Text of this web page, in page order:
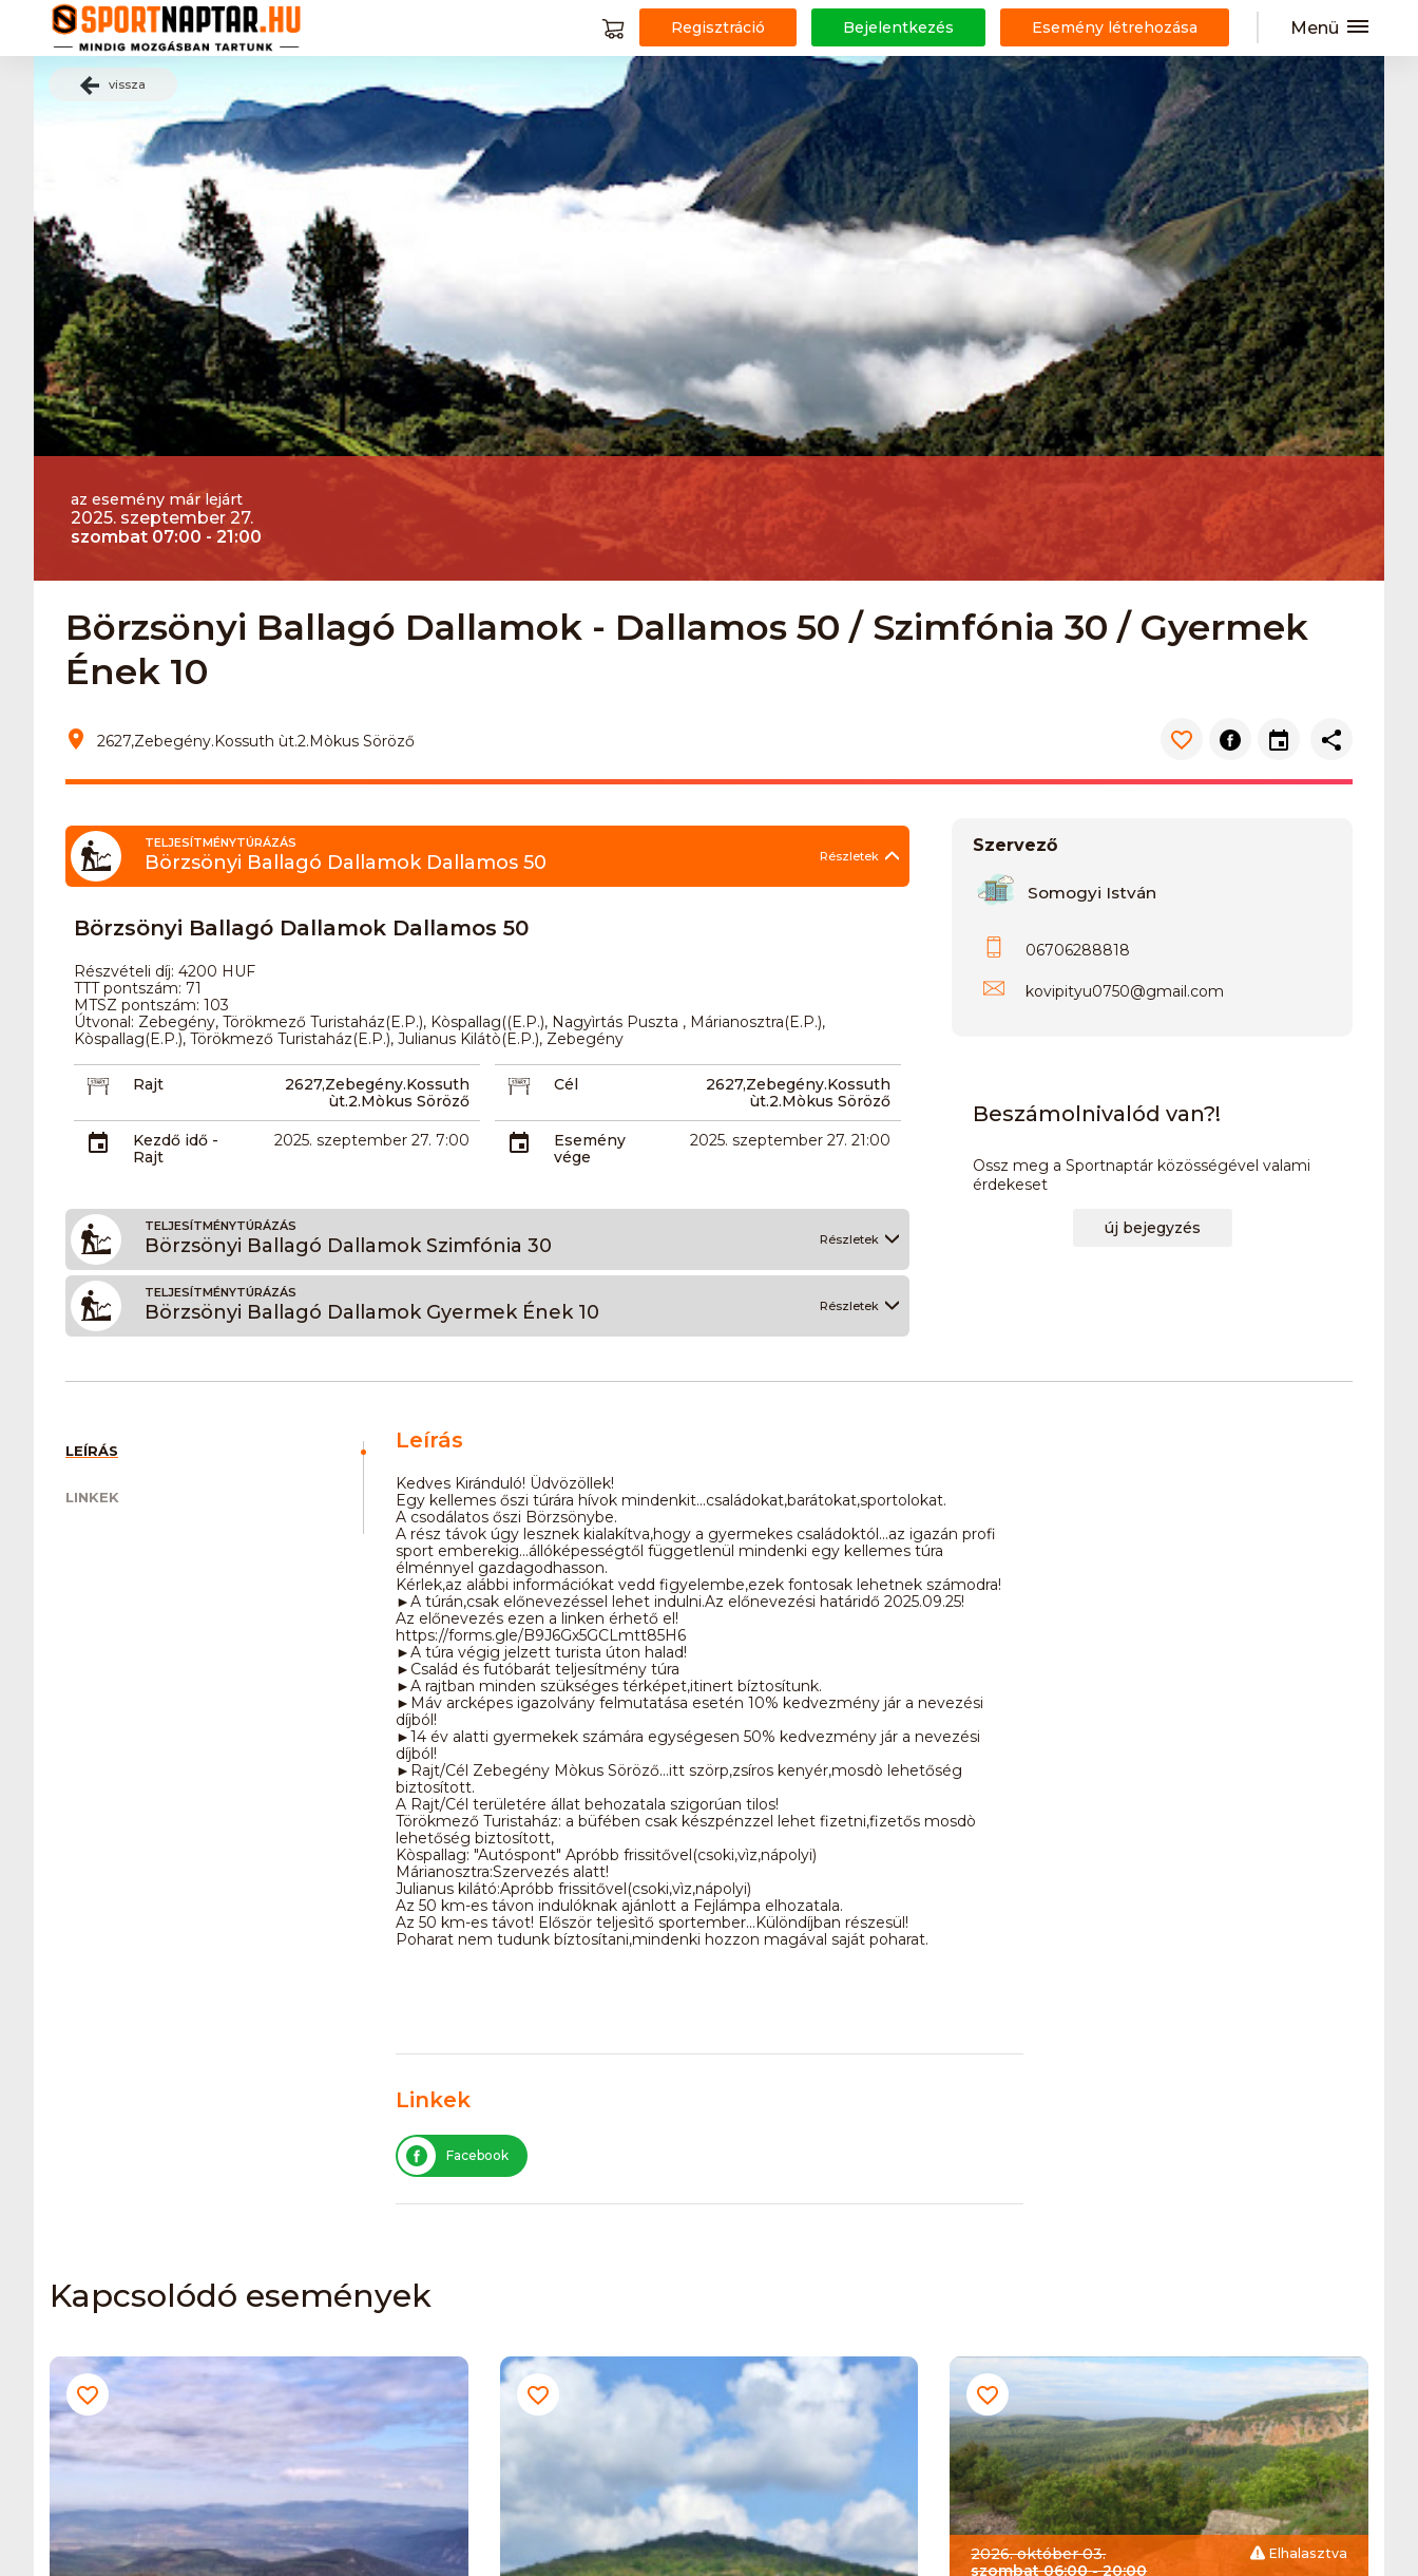
Regisztráció Bejelentkezés Esemény létrehozása Menü
vissza
az esemény már lejárt
2025. szeptember 27.
szombat 07:00 - 21:00
Börzsönyi Ballagó Dallamok - Dallamos 50 / Szimfónia 30 / Gyermek
Ének 10
2627,Zebegény.Kossuth ùt.2.Mòkus Söröző
TELJESÍTMÉNYTÚRÁZÁS
Börzsönyi Ballagó Dallamok Dallamos 50 Részletek
Börzsönyi Ballagó Dallamok Dallamos 50
Részvételi díj: 4200 HUF
TTT pontszám: 71
MTSZ pontszám: 103
Útvonal: Zebegény, Törökmező Turistaház(E.P.), Kòspallag((E.P.), Nagyìrtás Puszta , Márianosztra(E.P.),
Kòspallag(E.P.), Törökmező Turistaház(E.P.), Julianus Kilátò(E.P.), Zebegény
Rajt
2627,Zebegény.Kossuth
ùt.2.Mòkus Söröző
Cél
2627,Zebegény.Kossuth
ùt.2.Mòkus Söröző
Kezdő idő -
Rajt
2025. szeptember 27. 7:00
Esemény
vége
2025. szeptember 27. 21:00
TELJESÍTMÉNYTÚRÁZÁS
Börzsönyi Ballagó Dallamok Szimfónia 30 Részletek
TELJESÍTMÉNYTÚRÁZÁS
Börzsönyi Ballagó Dallamok Gyermek Ének 10 Részletek
Szervező
Somogyi István
06706288818
kovipityu0750@gmail.com
Beszámolnivalód van?!
Ossz meg a Sportnaptár közösségével valami
érdekeset
új bejegyzés
LEÍRÁS
LINKEK
Leírás
Kedves Kiránduló! Üdvözöllek!
Egy kellemes őszi túrára hívok mindenkit...családokat,barátokat,sportolokat.
A csodálatos őszi Börzsönybe.
A rész távok úgy lesznek kialakítva,hogy a gyermekes családoktól...az igazán profi
sport emberekig...állóképességtől függetlenül mindenki egy kellemes túra
élménnyel gazdagodhasson.
Kérlek,az alábbi információkat vedd figyelembe,ezek fontosak lehetnek számodra!
►A túrán,csak előnevezéssel lehet indulni.Az előnevezési határidő 2025.09.25!
Az előnevezés ezen a linken érhető el!
https://forms.gle/B9J6Gx5GCLmtt85H6
►A túra végig jelzett turista úton halad!
►Család és futóbarát teljesítmény túra
►A rajtban minden szükséges térképet,itinert bíztosítunk.
►Máv arcképes igazolvány felmutatása esetén 10% kedvezmény jár a nevezési
díjból!
►14 év alatti gyermekek számára egységesen 50% kedvezmény jár a nevezési
díjból!
►Rajt/Cél Zebegény Mòkus Söröző...itt szörp,zsíros kenyér,mosdò lehetőség
biztosított.
A Rajt/Cél területére állat behozatala szigorúan tilos!
Törökmező Turistaház: a büfében csak készpénzzel lehet fizetni,fizetős mosdò
lehetőség biztosított,
Kòspallag: "Autóspont" Apróbb frissitővel(csoki,vìz,nápolyi)
Márianosztra:Szervezés alatt!
Julianus kilátó:Apróbb frissitővel(csoki,vìz,nápolyi)
Az 50 km-es távon indulóknak ajánlott a Fejlámpa elhozatala.
Az 50 km-es távot! Először teljesìtő sportember...Különdíjban részesül!
Poharat nem tudunk bíztosítani,mindenki hozzon magával saját poharat.
Linkek
Facebook
Kapcsolódó események
Elhalasztva
2026. október 03.
szombat 06:00- 20:00